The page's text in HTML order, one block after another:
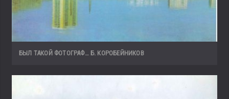
БЫЛ ТАКОЙ ФОТОГРАФ… Б. КОРОБЕЙНИКОВ